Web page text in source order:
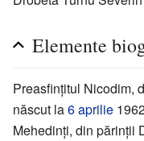
Elemente
Preasfințitul Nicodim,
născut la6 aprilie
Mehedinți, din părinții